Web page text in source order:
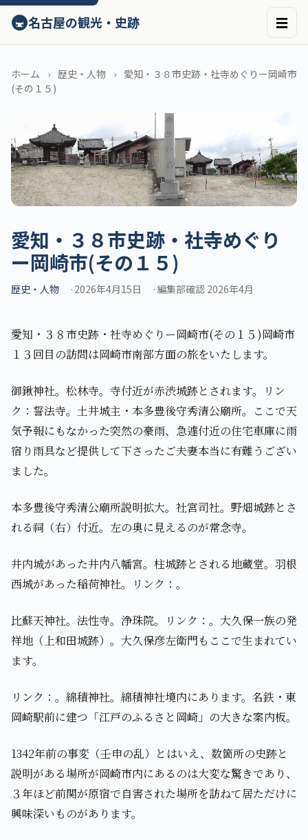
ン
テ
へ
ス
プ
🚇名古屋の観光・史跡 ☰
ホーム 歴史・人物
愛知・３８市史跡・社寺めぐりー岡崎市
(その１５)
愛知・３８市史跡・社寺めぐり
ー岡崎市(その１５)
歴史・人物 2026年4月15日 編集部確認 2026年4月
愛知・３８市史跡・社寺めぐりー岡崎市(その１５)岡崎市
１３回目の訪問は岡崎市南部方面の旅をいたします。
御鍬神社。松林寺。寺付近が赤渋城跡とされます。リン
ク：誓法寺。土井城主・本多豊後守秀清公廟所。ここで天
気予報にもなかった突然の豪雨、急遽付近の住宅車庫に雨
宿り雨具など提供して下さったご夫妻本当に有難うござい
ました。
本多豊後守秀清公廟所説明拡大。社宮司社。野畑城跡とさ
れる祠（右）付近。左の奥に見えるのが常念寺。
井内城があった井内八幡宮。柱城跡とされる地蔵堂。羽根
西城があった稲荷神社。リンク：。
比蘇天神社。法性寺。浄珠院。リンク：。大久保一族の発
祥地（上和田城跡）。大久保彦左衛門もここで生まれてい
ます。
リンク：。綿積神社。綿積神社境内にあります。名鉄・東
岡崎駅前に建つ「江戸のふるさと岡崎」の大きな案内板。
1342年前の事変（壬申の乱）とはいえ、数箇所の史跡と
説明がある場所が岡崎市内にあるのは大変な驚きであり、
３年ほど前関が原宿で自害された場所を訪ねて居ただけに
興味深いものがあります。